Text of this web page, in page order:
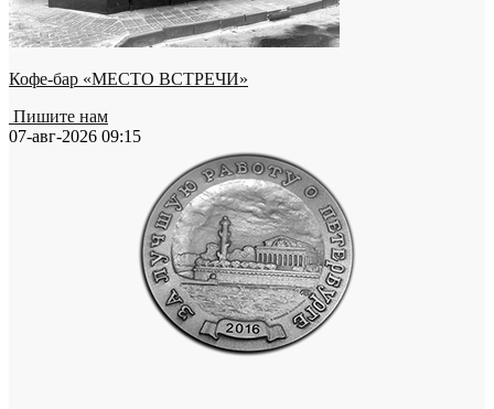
Кофе-бар «МЕСТО ВСТРЕЧИ»
Пишите нам
07-авг-2026 09:15